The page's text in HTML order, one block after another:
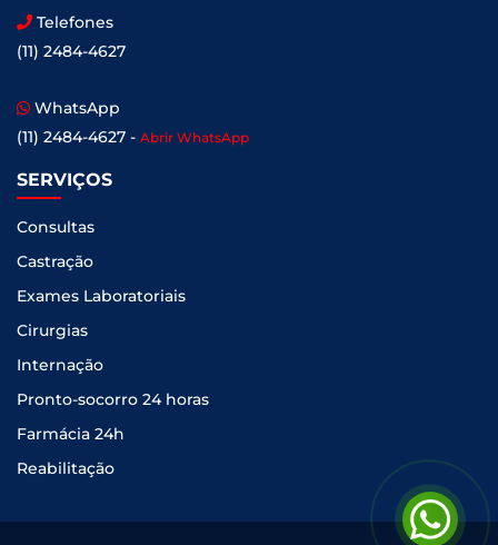
Telefones
(11) 2484-4627
WhatsApp
(11) 2484-4627 - Abrir WhatsApp
SERVIÇOS
Consultas
Castração
Exames Laboratoriais
Cirurgias
Internação
Pronto-socorro 24 horas
Farmácia 24h
Reabilitação